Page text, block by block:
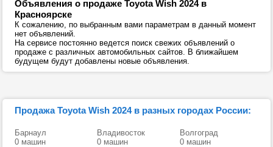
Объявления о продаже Toyota Wish 2024 в
Красноярске
К сожалению, по выбранным вами параметрам в данный момент
нет объявлений.
На сервисе постоянно ведется поиск свежих объявлений о
продаже с различных автомобильных сайтов. В ближайшем
будущем будут добавлены новые объявления.
Продажа Toyota Wish 2024 в разных городах России:
Барнаул
0 машин
Владивосток
0 машин
Волгоград
0 машин